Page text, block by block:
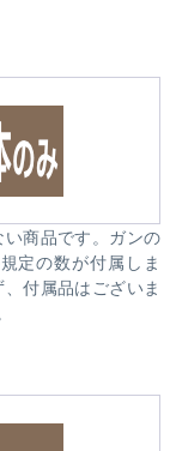
商品です。ガンの
定の数が付属しま
付属品はございま